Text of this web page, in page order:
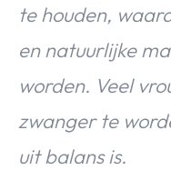
te houden,
en natuurlijke
worden. Veel
zwanger te
uit balans is.